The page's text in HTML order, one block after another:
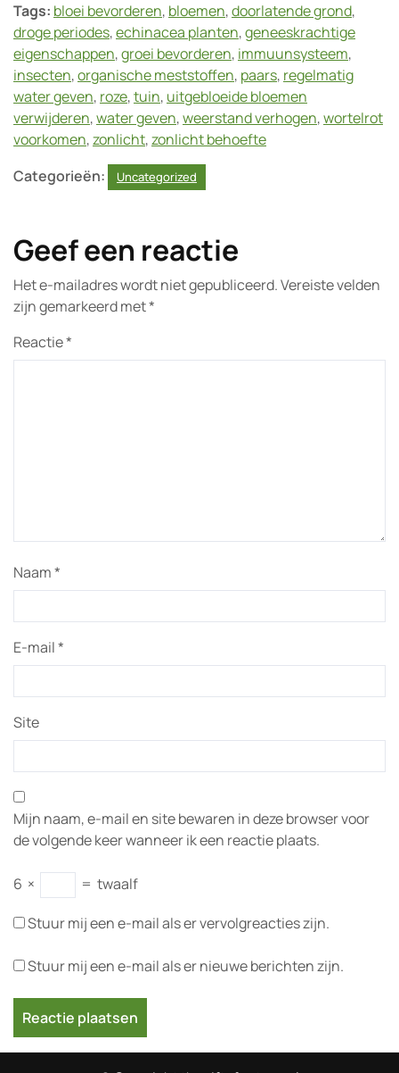
Tags: bloei bevorderen, bloemen,doorlatende grond,
droge periodes,echinacea planten,geneeskrachtige
eigenschappen,groei bevorderen, immuunsysteem,
insecten,organische meststoffen, paars, regelmatig
water geven, roze,tuin, uitgebloeide bloemen
verwijderen,water geven,weerstand verhogen,wortelrot
voorkomen,zonlicht,zonlicht behoefte
Categorieën:
Uncategorized
Geef een reactie
Het e-mailadres wordt niet gepubliceerd.Vereiste velden
zijn gemarkeerd met*
Reactie*
Naam*
E-mail*
Site
Mijn naam, e-mail en site bewaren in deze browser voor
de volgende keer wanneer ik een reactie plaats.
6 × = twaalf
Stuur mij een e-mail als er vervolgreacties zijn.
Stuur mij een e-mail als er nieuwe berichten zijn.